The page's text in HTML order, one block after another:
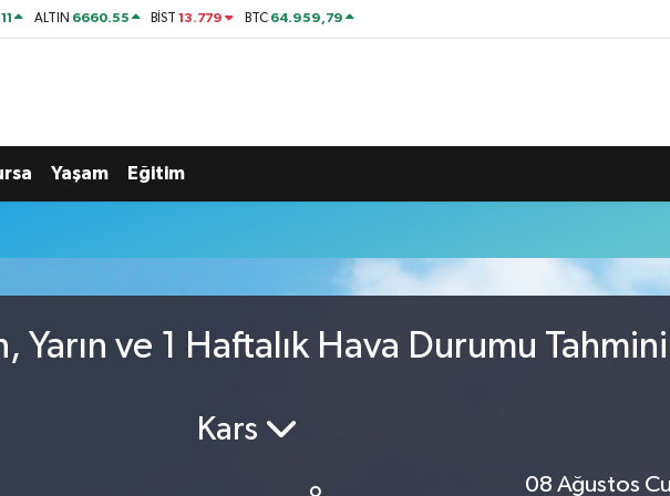
ALTIN 6660.55 BİST13.779 BTC 64.959,79
Yaşam Eğitim
Yarın ve 1 Haftalık Hava Durumu Tahmini
Kars
08 Ağustos